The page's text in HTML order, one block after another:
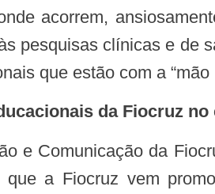
acorrem,
pesquisas clínicas e de
que estão com a
da Fiocruz
a Fiocruz vem